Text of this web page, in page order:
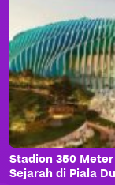
Stadion 350
Sejarah di Piala